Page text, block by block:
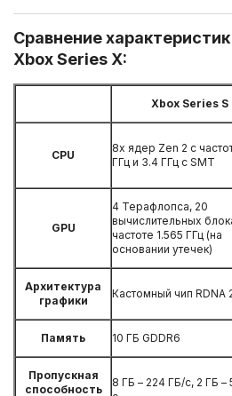
Сравнение
Xbox Series X:
Xbox Series S
CPU
8x ядер Zen 2 с
ГГц и 3.4 ГГц с SMT
GPU
4 Терафлопса, 20
вычислительных
частоте 1.565 ГГц (на
основании утечек)
Архитектура
графики
Кастомный чип RDNA
Память 10 ГБ GDDR6
Пропускная
способность
8 ГБ – 224 ГБ/с, 2 ГБ –
Внешние жесткие диски
Компьютерные гарнитуры
Nintendo DS
Xbox One
PlayStation 3
PlayStation Vita